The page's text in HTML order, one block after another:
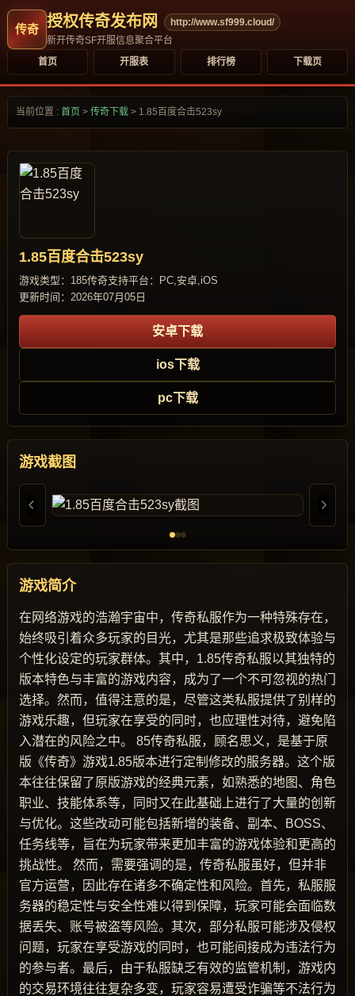
授权传奇发布网
http://www.sf999.cloud/
新开传奇SF开服信息聚合平台
首页
开服表 排行榜 下载页
当前位置 : 首页 > 传奇下载 > 1.85百度合击523sy
1.85百度合击523sy
游戏类型：185传奇支持平台：PC,安卓,iOS
更新时间：2026年07月05日
安卓下载
ios下载
pc下载
游戏截图
游戏简介
在网络游戏的浩瀚宇宙中，传奇私服作为一种特殊存在，
始终吸引着众多玩家的目光，尤其是那些追求极致体验与
个性化设定的玩家群体。其中，1.85传奇私服以其独特的
版本特色与丰富的游戏内容，成为了一个不可忽视的热门
选择。然而，值得注意的是，尽管这类私服提供了别样的
游戏乐趣，但玩家在享受的同时，也应理性对待，避免陷
入潜在的风险之中。 85传奇私服，顾名思义，是基于原
版《传奇》游戏1.85版本进行定制修改的服务器。这个版
本往往保留了原版游戏的经典元素，如熟悉的地图、角色
职业、技能体系等，同时又在此基础上进行了大量的创新
与优化。这些改动可能包括新增的装备、副本、BOSS、
任务线等，旨在为玩家带来更加丰富的游戏体验和更高的
挑战性。 然而，需要强调的是，传奇私服虽好，但并非
官方运营，因此存在诸多不确定性和风险。首先，私服服
务器的稳定性与安全性难以得到保障，玩家可能会面临数
据丢失、账号被盗等风险。其次，部分私服可能涉及侵权
问题，玩家在享受游戏的同时，也可能间接成为违法行为
的参与者。最后，由于私服缺乏有效的监管机制，游戏内
的交易环境往往复杂多变，玩家容易遭受诈骗等不法行为